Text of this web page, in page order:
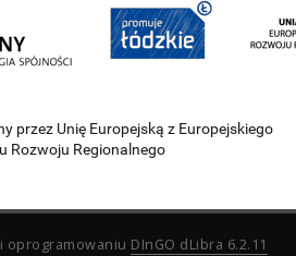
przez Unię Europejską z Europejskiego
Rozwoju Regionalnego
oprogramowaniu DInGO dLibra 6.2.11